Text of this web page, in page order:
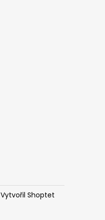
Vytvořil Shoptet